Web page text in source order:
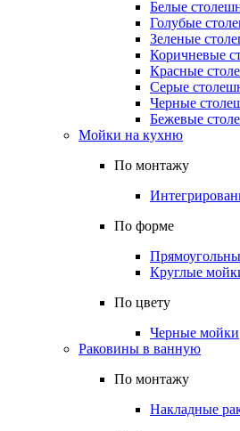
Белые
Голубые
Зеленые
Коричневые
Красные
Серые
Черные
Бежевые
Мойки на кухню
По монтажу
По форме
Круглые
По цвету
Черные мойки
Раковины в ванную
По монтажу
Накладные